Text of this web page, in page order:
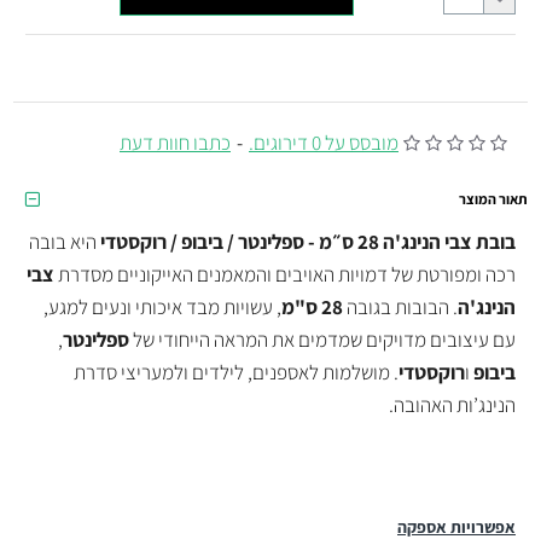
מובסס על 0 דירוגים. - כתבו חוות דעת
אפשרויות אספקה
תאור המוצר
בובת צבי הנינג'ה 28 ס״מ - ספלינטר / ביבופ / רוקסטדי
היא בובה
רכה ומפורטת של דמויות האויבים והמאמנים האייקוניים מסדרתצבי
הנינג'ה. הבובות בגובה28 ס"מ
, עשויות מבד איכותי ונעים למגע,
עם עיצובים מדויקים שמדמים את המראה הייחודי שלספלינטר,
ביבופורוקסטדי. מושלמות לאספנים, לילדים ולמעריצי סדרת
הנינג’ות האהובה.